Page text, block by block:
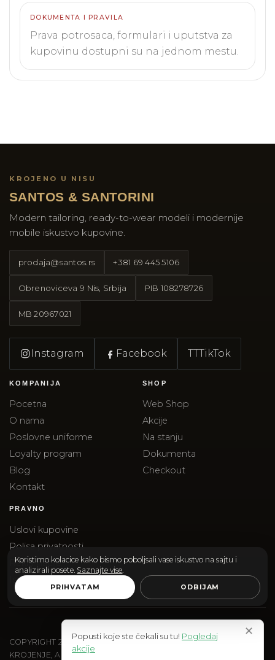
DOKUMENTA I PRAVILA
Prava potrosaca, formulari i uputstva za
kupovinu dostupni su na jednom mestu.
KROJENO U NISU
SANTOS & SANTORINI
Modern tailoring, ready-to-wear modeli i modernije
mobile iskustvo kupovine.
prodaja@santos.rs +381 69 445 5106
Obrenoviceva 9 Nis, Srbija PIB 108278726
MB20967021
Instagram Facebook TTTikTok
KOMPANIJA
Pocetna
O nama
Poslovne uniforme
Loyalty program
Blog
Kontakt
SHOP
Web Shop
Akcije
Na stanju
Dokumenta
Checkout
PRAVNO
Uslovi kupovine
Polisa privatnosti
Reklamacije
Isporuka
COPYRIGHT 2026 SANTOS & SANTORINI | SANTOS DOO
KROJENJE, AKSESOARI I EDITORIAL SHOPPING.
Koristimo kolacice kako bismo poboljsali vase iskustvo na sajtu i
analizirali posete. Saznajte vise
PRIHVATAM ODBIJAM
✕
Popusti koje ste čekali su tu! Pogledaj
akcije